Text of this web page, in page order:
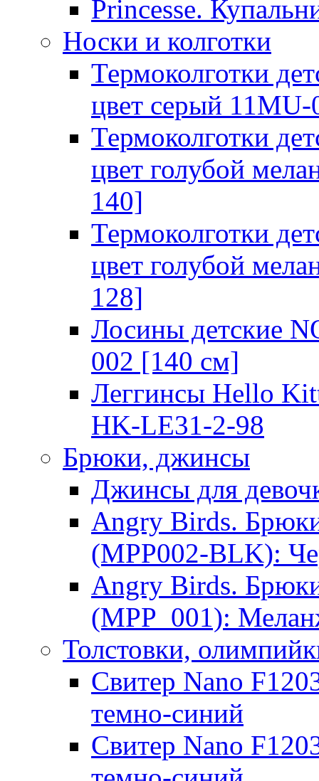
Princesse.
Носки и колготки
Термоколготки
цвет серый
Термоколготки
цвет голубой
140]
Термоколготки
цвет голубой
128]
Лосины детские
002 [140 см]
Леггинсы Hello
HK-LE31-2-98
Брюки, джинсы
Джинсы для
Angry Birds.
(MPP002-BLK):
Angry Birds.
(MPP_001):
Толстовки,
Свитер Nano
темно-синий
Свитер Nano